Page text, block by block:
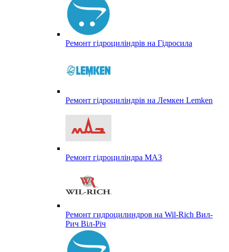
Ремонт гідроциліндрів на Гідросила
Ремонт гідроциліндрів на Лемкен Lemken
Ремонт гідроциліндра МАЗ
Ремонт гидроцилиндров на Wil-Rich Вил-
Рич Віл-Річ